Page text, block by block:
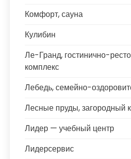
Комфорт, сауна
Кулибин
Ле-Гранд, гостинично-
комплекс
Лебедь, семейно-
Лесные пруды, загородный
Лидер — учебный центр
Лидерсервис